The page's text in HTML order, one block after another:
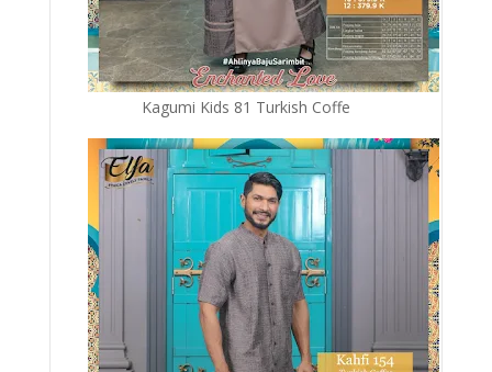
Kagumi Kids 81 Turkish Coffe